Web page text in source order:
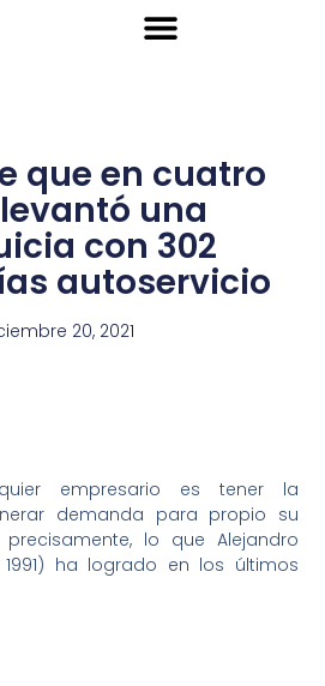
que en cuatro
una
con 302
autoservicio
20, 2021
empresario es tener la
demanda para propio su
lo que Alejandro
1991) ha logrado en los últimos